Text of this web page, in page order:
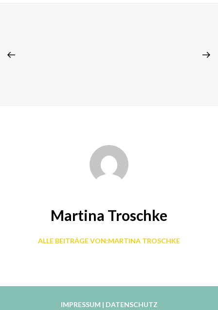
Martina Troschke
ALLE BEITRÄGE VON:MARTINA TROSCHKE
IMPRESSUM | DATENSCHUTZ